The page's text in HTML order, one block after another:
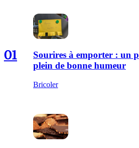
01
Sourires à emporter : un
plein de bonne humeur
Bricoler